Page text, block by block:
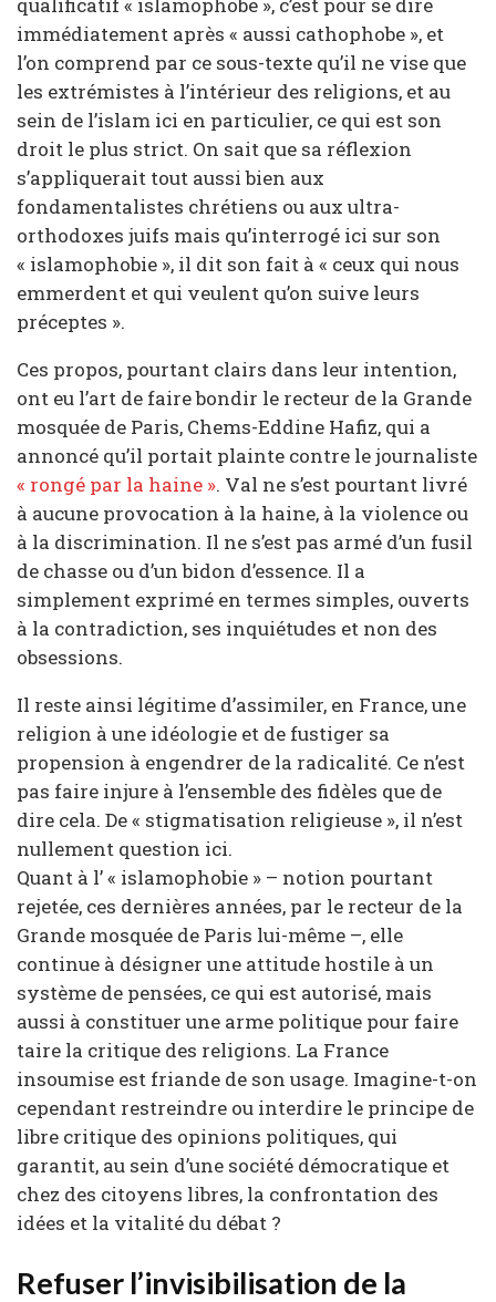
immédiatement après « aussi cathophobe », et
l’on comprend par ce sous-texte qu’il ne vise que
les extrémistes à l’intérieur des religions, et au
sein de l’islam ici en particulier, ce qui est son
droit le plus strict. On sait que sa réflexion
s’appliquerait tout aussi bien aux
fondamentalistes chrétiens ou aux ultra-
orthodoxes juifs mais qu’interrogé ici sur son
« islamophobie », il dit son fait à « ceux qui nous
emmerdent et qui veulent qu’on suive leurs
préceptes ».
Ces propos, pourtant clairs dans leur intention,
ont eu l’art de faire bondir le recteur de la Grande
mosquée de Paris, Chems-Eddine Hafiz, qui a
annoncé qu’il portait plainte contre le journaliste
« rongé par la haine ». Val ne s’est pourtant livré
à aucune provocation à la haine, à la violence ou
à la discrimination. Il ne s’est pas armé d’un fusil
de chasse ou d’un bidon d’essence. Il a
simplement exprimé en termes simples, ouverts
à la contradiction, ses inquiétudes et non des
obsessions.
Il reste ainsi légitime d’assimiler, en France, une
religion à une idéologie et de fustiger sa
propension à engendrer de la radicalité. Ce n’est
pas faire injure à l’ensemble des fidèles que de
dire cela. De « stigmatisation religieuse », il n’est
nullement question ici.
Quant à l’ « islamophobie » – notion pourtant
rejetée, ces dernières années, par le recteur de la
Grande mosquée de Paris lui-même –, elle
continue à désigner une attitude hostile à un
système de pensées, ce qui est autorisé, mais
aussi à constituer une arme politique pour faire
taire la critique des religions. La France
insoumise est friande de son usage. Imagine-t-on
cependant restreindre ou interdire le principe de
libre critique des opinions politiques, qui
garantit, au sein d’une société démocratique et
chez des citoyens libres, la confrontation des
idées et la vitalité du débat ?
Refuser l’invisibilisation de la